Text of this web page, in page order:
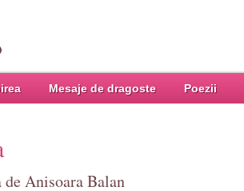
Mesaje de dragoste Poezii
de Anisoara Balan